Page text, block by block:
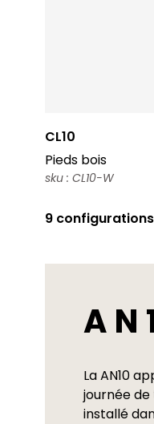
CL10
Pieds bois
sku : CL10-W
9 configurations
La AN10
journée
installé